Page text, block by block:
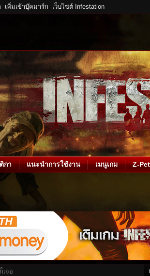
เพิ่มเข้าบุ๊คมาร์ก เว็บไซต์ Infestation
กา แนะนำการใช้งาน เมนูเกม Z-Pet